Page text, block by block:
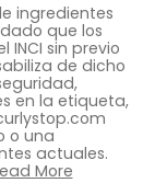
ingredientes
que los
sin previo
de dicho
en la etiqueta,
o una
actuales.
More